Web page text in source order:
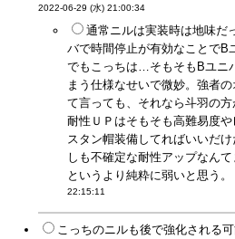
2022-06-29 (水) 21:00:34
通常ニルは実装時は地味だ
バで時間停止が有効なことでB
でもこっちは…そもそもBユニ
まう仕様なせいで微妙。強者
て言っても、それなら斗羽の
耐性ＵＰはそもそも高難易度
スタン帽装備してればいいだ
しも不確定な耐性アップなん
というより純粋に弱いと思う
22:15:11
こっちのニルも後で強化され